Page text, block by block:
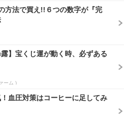
方法で買え!!６つの数字が『完
露】宝くじ運が動く時、必ずある
ーム )
血圧対策はコーヒーに足してみ